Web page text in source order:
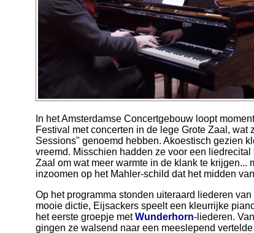
In het Amsterdamse Concertgebouw loopt
Festival met concerten in de lege Grote Zaal, wat
Sessions" genoemd hebben. Akoestisch gezien
vreemd. Misschien hadden ze voor een
Zaal om wat meer warmte in de klank te krijgen...
inzoomen op het Mahler-schild dat het midden
Op het programma stonden uiteraard liederen
mooie dictie, Eijsackers speelt een kleurrijke
het eerste groepje metWunderhorn-liederen.
gingen ze walsend naar een meeslepend vertelde